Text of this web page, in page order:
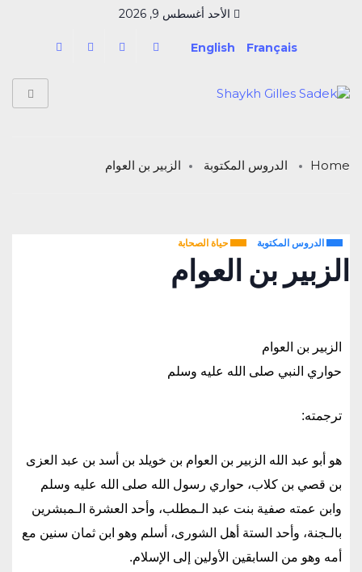
الأحد أغسطس 9, 2026
Français
English
Home الدروس المكتوبة الزبير بن العوام
الدروس المكتوبة حياة الصحابة
الزبير بن العوام
الزبير بن العوام
حواري النبي صلى الله عليه وسلم
ترجمته:
هو أبو عبد الله الزبير بن العوام بن خويلد بن أسد بن عبد العزى
بن قصي بن كلاب، حواري رسول الله صلى الله عليه وسلم
وابن عمته صفية بنت عبد الـمطلب، وأحد العشرة الـمبشرين
بالـجنة، وأحد الستة أهل الشورى، أسلم وهو ابن ثمان سنين مع
أمه وهو من السابقين الأولين إلى الإسلام.